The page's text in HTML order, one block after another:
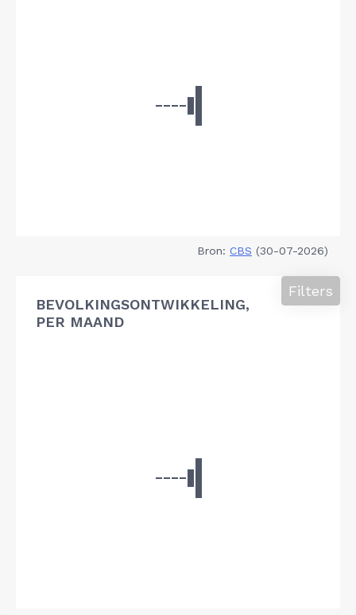
Bron: CBS (30-07-2026)
BEVOLKINGSONTWIKKELING,
PER MAAND
Filters